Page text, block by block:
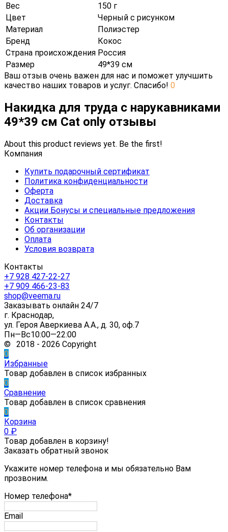
Вес
150 г
Цвет
Черный с рисунком
Материал
Полиэстер
Бренд
Кокос
Страна происхождения Россия
Размер
49*39 см
Ваш отзыв очень важен для нас и поможет улучшить
качество наших товаров и услуг. Спасибо! 0
Накидка для труда с нарукавниками
49*39 см Cat only отзывы
About this product reviews yet. Be the first!
Компания
Купить подарочный сертификат
Политика конфиденциальности
Оферта
Доставка
Акции Бонусы и специальные предложения
Контакты
Об организации
Оплата
Условия возврата
Контакты
+7 928 427-22-27
+7 909 466-23-83
shop@veema.ru
Заказывать онлайн 24/7
г. Краснодар,
ул. Героя Аверкиева А.А., д. 30, оф.7
Пн—Вс10:00—22:00
© 2018 - 2026 Copyright
0
Избранные
Товар добавлен в список избранных
0
Сравнение
Товар добавлен в список сравнения
0
Корзина
0 ₽
Товар добавлен в корзину!
Заказать обратный звонок
Укажите номер телефона и мы обязательно Вам
прозвоним.
Номер телефона*
Email